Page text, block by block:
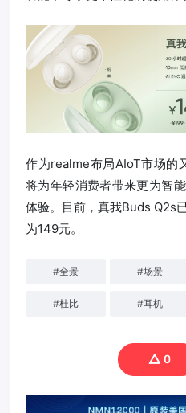
作为realme布局AIoT市场的
将为年轻消费者带来更为智
体验。目前，真我Buds Q2s
为149元。
#全景 #场景
#杜比 #耳机
0